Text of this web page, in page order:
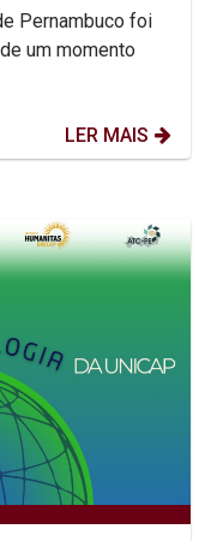
Pernambuco foi
um momento
LER MAIS